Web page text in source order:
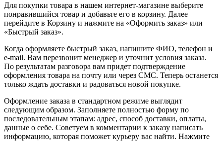
Для покупки товара в нашем интернет-магазине выберите
понравившийся товар и добавьте его в корзину. Далее
перейдите в Корзину и нажмите на «Оформить заказ» или
«Быстрый заказ».
Когда оформляете быстрый заказ, напишите ФИО, телефон и
e-mail. Вам перезвонит менеджер и уточнит условия заказа.
По результатам разговора вам придет подтверждение
оформления товара на почту или через СМС. Теперь останется
только ждать доставки и радоваться новой покупке.
Оформление заказа в стандартном режиме выглядит
следующим образом. Заполняете полностью форму по
последовательным этапам: адрес, способ доставки, оплаты,
данные о себе. Советуем в комментарии к заказу написать
информацию, которая поможет курьеру вас найти. Нажмите